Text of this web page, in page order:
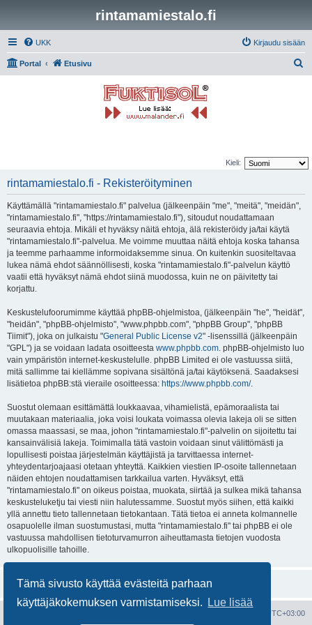
Tämä sivusto käyttää evästeitä parhaan
käyttäjäkokemuksen varmistamiseksi.
Lue lisää
rintamamiestalo.fi
UKK Kirjaudu sisään
Portal Etusivu
Kieli:
rintamamiestalo.fi - Rekisteröityminen
Käyttämällä "rintamamiestalo.fi" palvelua (jälkeenpäin "me", "meitä", "meidän",
"rintamamiestalo.fi", "https://rintamamiestalo.fi"), sitoudut noudattamaan
seuraavia ehtoja. Mikäli et hyväksy näitä ehtoja, älä rekisteröidy ja/tai käytä
"rintamamiestalo.fi"-palvelua. Me voimme muuttaa näitä ehtoja koska tahansa
ja teemme parhaamme informoidaksemme sinua. On kuitenkin suositeltavaa
lukea nämä ehdot säännöllisesti, koska "rintamamiestalo.fi"-palvelun käyttö
vaatii että hyväksyt nämä ehdot siinä muodossa, kuin ne on päivitetty tai
korjattu.
Keskustelufoorumimme käyttää phpBB-ohjelmistoa, (jälkeenpäin "he", "heidät",
"heidän", "phpBB-ohjelmisto", "www.phpbb.com", "phpBB Group", "phpBB
Tiimit"), joka on julkaistu "General Public License v2" -lisenssillä (jälkeenpäin
"GPL") ja se voidaan ladata osoitteesta www.phpbb.com. phpBB-ohjelmisto luo
vain ympäristön internet-keskustelulle. phpBB Limited ei ole vastuussa siitä,
mitä sallimme tai kiellämme sopivana sisältönä ja/tai käytöksenä. Saadaksesi
lisätietoa phpBB:stä vieraile osoitteessa: https://www.phpbb.com/.
Suostut olemaan esittämättä loukkaavaa, vihamielistä, epämoraalista tai
muutakaan materiaalia, joka voisi loukata voimassa olevia lakeja oli se sitten
omassa maassasi, se maa, johon "rintamamiestalo.fi"-palvelin on sijoitettu tai
kansainvälisiä lakeja. Toimimalla tätä vastoin voidaan sinut välittömästi ja
lopullisesti poistaa järjestelmän käyttäjistä ja tarvittaessa internet-
yhteydentarjoajaasi otetaan yhteyttä. Kaikkien viestien IP-osoite tallennetaan
näiden ehtojen noudattamisen tarkkailua varten. Hyväksyt, että
"rintamamiestalo.fi" on oikeus poistaa, muokata, siirtää ja sulkea mikä tahansa
keskusteluketju tai viesti niin halutessamme. Suostut myös siihen, että kaikki
yllä annettu tieto tallennetaan tietokantaan. Tätä tietoa ei anneta kolmannelle
osapuolelle ilman suostumustasi, mutta "rintamamiestalo.fi" tai phpBB ei ole
vastuussa mahdollisen tietoturvamurron aiheuttamasta tietojen vuodosta
ulkopuolisille tahoille.
UTC+03:00